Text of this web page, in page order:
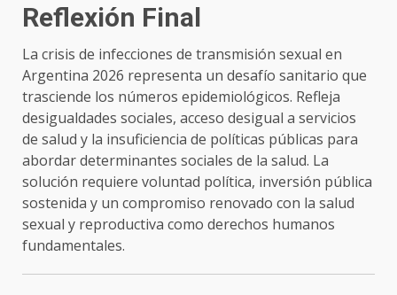
Reflexión Final
La crisis de infecciones de transmisión sexual en
Argentina 2026 representa un desafío sanitario que
trasciende los números epidemiológicos. Refleja
desigualdades sociales, acceso desigual a servicios
de salud y la insuficiencia de políticas públicas para
abordar determinantes sociales de la salud. La
solución requiere voluntad política, inversión pública
sostenida y un compromiso renovado con la salud
sexual y reproductiva como derechos humanos
fundamentales.